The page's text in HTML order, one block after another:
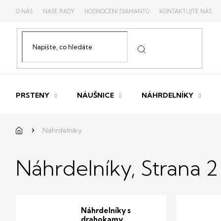
O NÁS NAŠE RADY HODNOCENÍ DIAMANTŮ KONTAKTUJTE NÁS
PRSTENY NÁUŠNICE NÁHRDELNÍKY
Domů Náhrdelníky
Náhrdelníky, Strana 2
Náhrdelníky s